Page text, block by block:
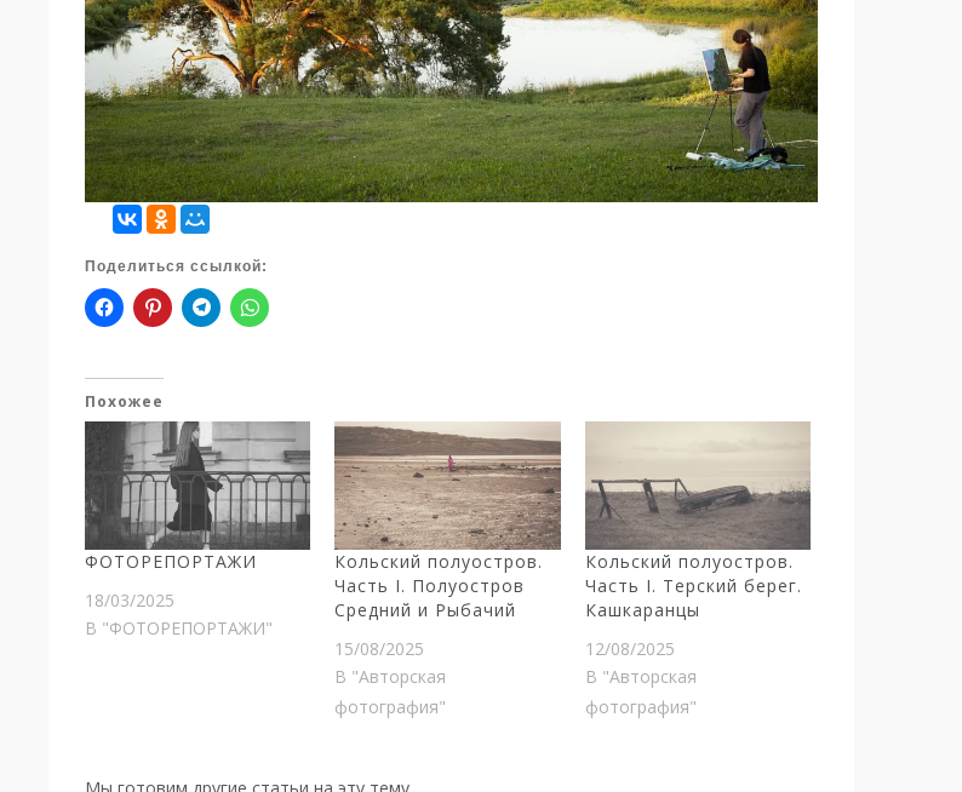
Поделиться ссылкой:
Похожее
ФОТОРЕПОРТАЖИ
18/03/2025
В "ФОТОРЕПОРТАЖИ"
Кольский полуостров.
Часть I. Полуостров
Средний и Рыбачий
15/08/2025
В "Авторская
фотография"
Кольский полуостров.
Часть I. Терский берег.
Кашкаранцы
12/08/2025
В "Авторская
фотография"